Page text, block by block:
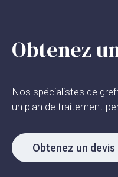
Obtenez
Nos spécialistes de
un plan de traitement
Obtenez un